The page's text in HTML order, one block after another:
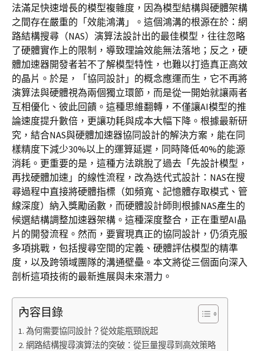
法滿足快速增長的模型複雜度，因為模型結構與硬體架構
之間存在嚴重的「效能鴻溝」。這個鴻溝的根源在於：網
路結構搜尋（NAS）演算法設計出的最佳模型，往往忽略
了硬體實作上的限制，導致理論效能無法落地；反之，硬
體加速器開發者若不了解模型特性，也難以打造真正高效
的晶片。於是，「協同設計」的概念應運而生，它不再將
演算法與硬體視為兩個獨立環節，而是從一開始就讓兩者
互相優化、彼此回饋。這種思維翻轉，不僅讓AI模型的推
論速度提升數倍，更讓功耗與成本大幅下降。根據最新研
究，結合NAS與硬體加速器協同設計的解決方案，能在同
樣精度下減少30%以上的運算延遲，同時降低40%的能源
消耗。更重要的是，這種方法跳脫了過去「先設計模型，
再找硬體加速」的線性流程，改為迭代式設計：NAS在搜
尋過程中直接將硬體指標（如頻寬、記憶體存取模式、管
線深度）納入獎勵函數，而硬體設計師則根據NAS產生的
候選結構調整加速器架構。這種深度整合，正在重塑AI晶
片的開發流程。然而，要實現真正的協同設計，仍須克服
多項挑戰，包括搜尋空間的定義、硬體評估模型的精準
度，以及跨領域團隊的溝通壁壘。本文將從三個面向深入
剖析這項技術的最新進展與未來潛力。
內容目錄
為何需要協同設計？從效能瓶頸說起
網路結構搜尋演算法的突破：從巨量搜尋到高效策略